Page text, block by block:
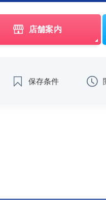
店舗案内
保存条件